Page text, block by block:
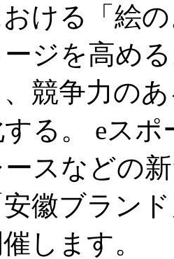
ける「絵
ジを高め
競争力の
る。 eス
スなどの
徽ブラン
します。